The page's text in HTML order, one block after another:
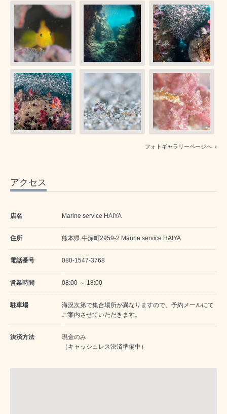
フォトギャラリーページへ
アクセス
店名 Marine service HAIYA
住所 熊本県 牛深町2959-2 Marine service HAIYA
電話番号 080-1547-3768
営業時間 08:00 ～ 18:00
駐車場
海況次第で集合場所が異なりますので、予約メールにて
ご案内させていただきます。
決済方法
現金のみ
（キャッシュレス決済準備中）